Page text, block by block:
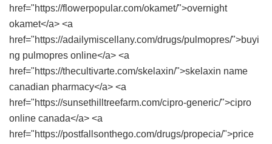
href="https://flowerpopular.com/okamet/">overnight
okamet</a> <a
href="https://adailymiscellany.com/drugs/pulmopres/">buyi
ng pulmopres online</a> <a
href="https://thecultivarte.com/skelaxin/">skelaxin name
canadian pharmacy</a> <a
href="https://sunsethilltreefarm.com/cipro-generic/">cipro
online canada</a> <a
href="https://postfallsonthego.com/drugs/propecia/">price